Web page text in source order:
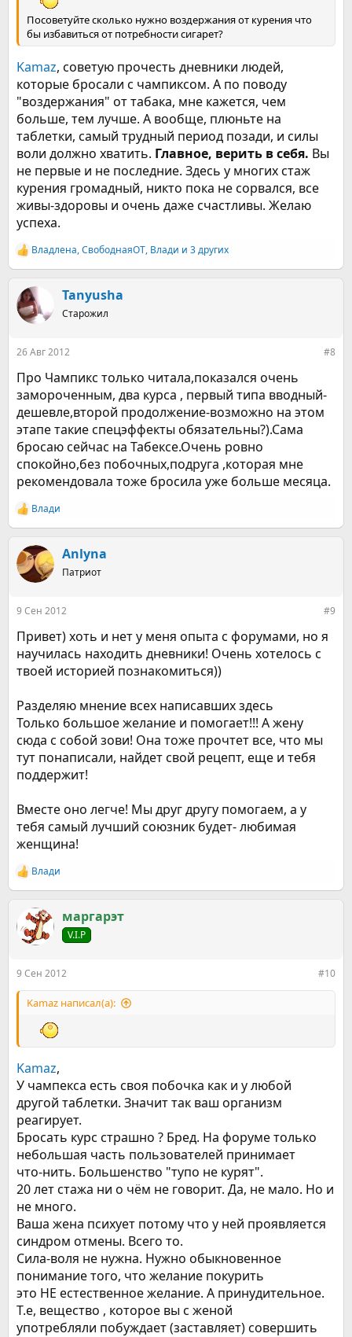
Посоветуйте сколько нужно воздержания от курения что
бы избавиться от потребности сигарет?
Kamaz, советую прочесть дневники людей,
которые бросали с чампиксом. А по поводу
"воздержания" от табака, мне кажется, чем
больше, тем лучше. А вообще, плюньте на
таблетки, самый трудный период позади, и силы
воли должно хватить. Главное, верить в себя. Вы
не первые и не последние. Здесь у многих стаж
курения громадный, никто пока не сорвался, все
живы-здоровы и очень даже счастливы. Желаю
успеха.
Р
е
к
ц
и
Владлена,СвободнаяОТ, Влади и 3 других
Tanyusha
Старожил
26 Авг 2012 #8
Про Чампикс только читала,показался очень
замороченным, два курса , первый типа вводный-
дешевле,второй продолжение-возможно на этом
этапе такие спецэффекты обязательны?).Сама
бросаю сейчас на Табексе.Очень ровно
спокойно,без побочных,подруга ,которая мне
рекомендовала тоже бросила уже больше месяца.
Р
е
к
ц
и
Влади
Anlyna
Патриот
9 Сен 2012 #9
Привет) хоть и нет у меня опыта с форумами, но я
научилась находить дневники! Очень хотелось с
твоей историей познакомиться))
Разделяю мнение всех написавших здесь
Только большое желание и помогает!!! А жену
сюда с собой зови! Она тоже прочтет все, что мы
тут понаписали, найдет свой рецепт, еще и тебя
поддержит!
Вместе оно легче! Мы друг другу помогаем, а у
тебя самый лучший союзник будет- любимая
женщина!
Р
е
ц
и
Влади
маргарэт
V.I.P
9 Сен 2012 #10
Kamaz написал(а):
Kamaz,
У чампекса есть своя побочка как и у любой
другой таблетки. Значит так ваш организм
реагирует.
Бросать курс страшно ? Бред. На форуме только
небольшая часть пользователей принимает
что-нить. Большенство "тупо не курят".
20 лет стажа ни о чём не говорит. Да, не мало. Но и
не много.
Ваша жена психует потому что у ней проявляется
синдром отмены. Всего то.
Сила-воля не нужна. Нужно обыкновенное
понимание того, что желание покурить
это НЕ естественное желание. А принудительное.
Т.е, вещество , которое вы с женой
употребляли побуждает (заставляет) совершить